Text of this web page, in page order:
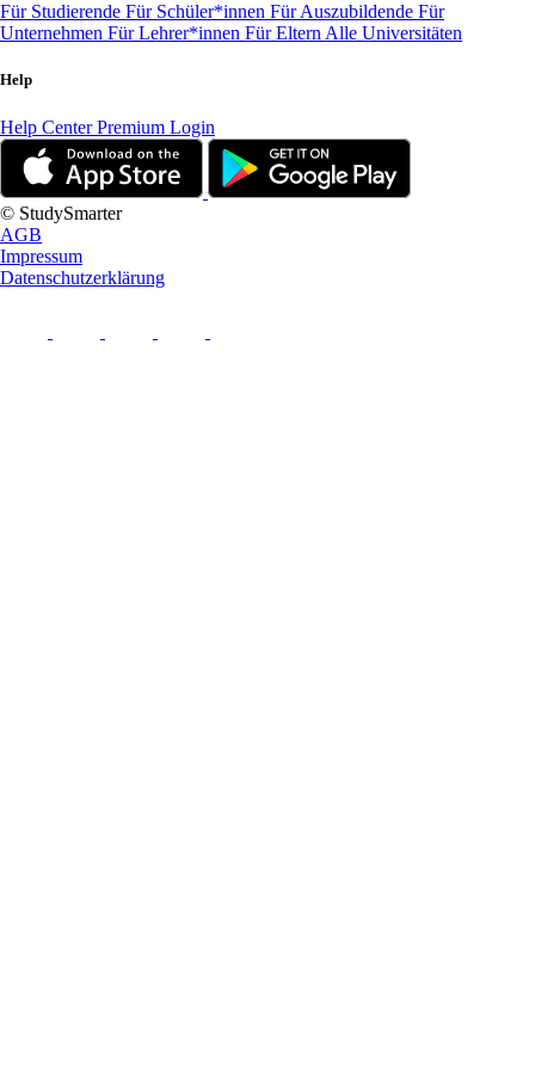
Für Studierende Für Schüler*innen Für Auszubildende Für
Unternehmen Für Lehrer*innen Für Eltern Alle Universitäten
Help
Help CenterPremium Login
© StudySmarter
AGB
Impressum
Datenschutzerklärung